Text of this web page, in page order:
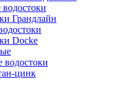
Грандлайн
Docke
цинк